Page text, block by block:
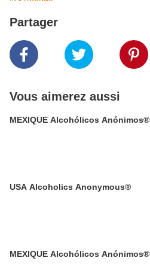
Partager
Vous aimerez aussi
MEXIQUE Alcohólicos Anónimos®
USA Alcoholics Anonymous®
MEXIQUE Alcohólicos Anónimos®